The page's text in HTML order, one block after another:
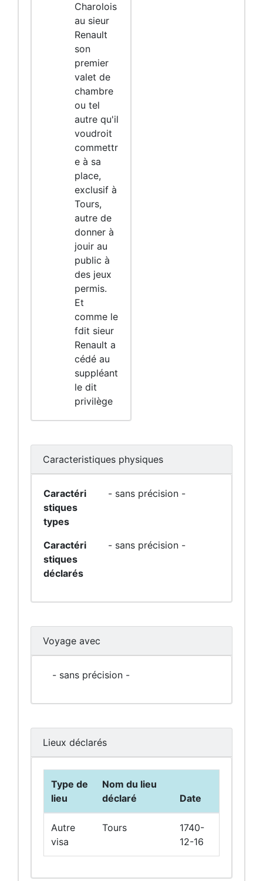
Charolois
au sieur
Renault
son
premier
valet de
chambre
ou tel
autre qu'il
voudroit
commettr
e à sa
place,
exclusif à
Tours,
autre de
donner à
jouir au
public à
des jeux
permis.
Et
comme le
fdit sieur
Renault a
cédé au
suppléant
le dit
privilège
Caracteristiques physiques
Caractéri
stiques
types
- sans précision -
Caractéri
stiques
déclarés
- sans précision -
Voyage avec
- sans précision -
Lieux déclarés
Type de
lieu
Nom du lieu
déclaré
Date
Autre
visa
Tours
1740-
12-16